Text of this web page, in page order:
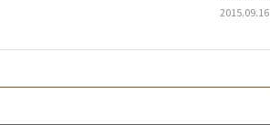
2015.09.16